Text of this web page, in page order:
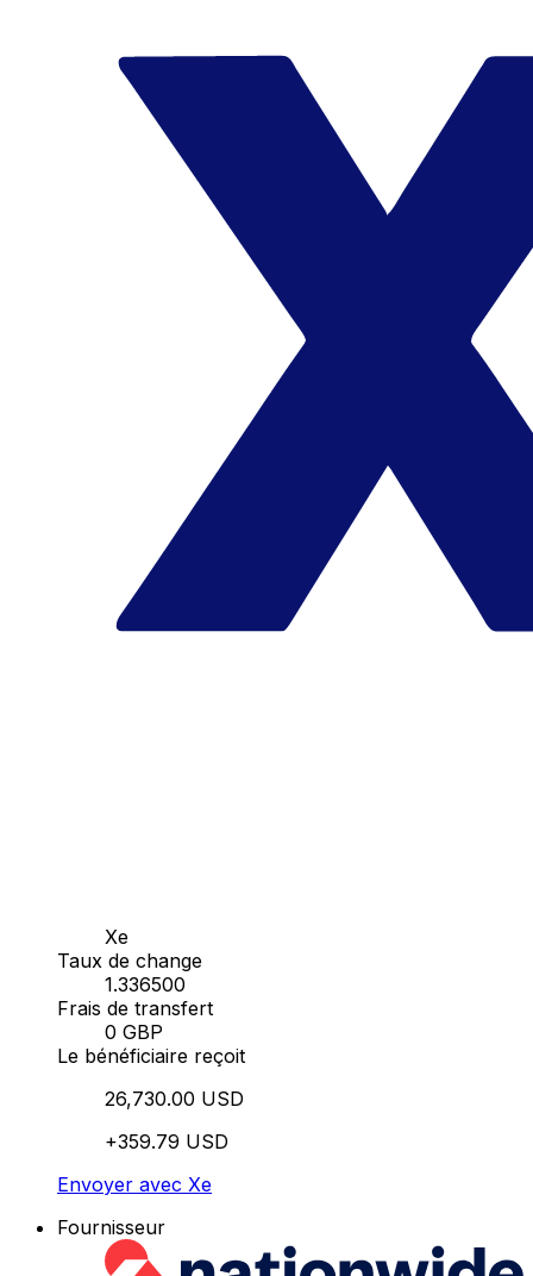
Xe
Taux de change
1.336500
Frais de transfert
0 GBP
Le bénéficiaire reçoit
26,730.00 USD
+359.79 USD
Envoyer avec Xe
Fournisseur